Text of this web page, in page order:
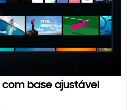
com base ajustável